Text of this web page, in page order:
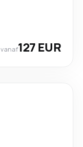
vanaf127 EUR